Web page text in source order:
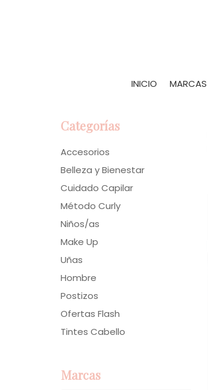
INICIO MARCAS
Categorías
Accesorios
Belleza y Bienestar
Cuidado Capilar
Método Curly
Niños/as
Make Up
Uñas
Hombre
Postizos
Ofertas Flash
Tintes Cabello
Marcas